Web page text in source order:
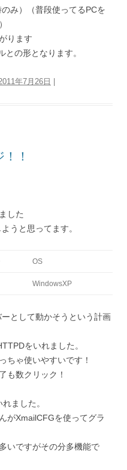
み）（普段使ってるPCを
ります
との形となります。
年7月26日
！
した
うと思ってます。
OS
WindowsXP
として動かそうという計画
をいれました。
ちゃ使いやすいです！
も数クリック！
れました。
がXmailCFGを使ってグラ
いですがその分多機能で